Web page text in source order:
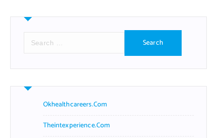
r
h
Okhealthcareers.com
Theintexperience.com